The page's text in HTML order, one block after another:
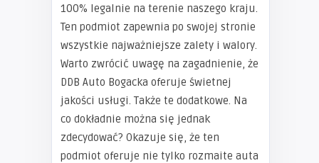
100% legalnie na terenie naszego kraju.
Ten podmiot zapewnia po swojej stronie
wszystkie najważniejsze zalety i walory.
Warto zwrócić uwagę na zagadnienie, że
DDB Auto Bogacka oferuje świetnej
jakości usługi. Także te dodatkowe. Na
co dokładnie można się jednak
zdecydować? Okazuje się, że ten
podmiot oferuje nie tylko rozmaite auta